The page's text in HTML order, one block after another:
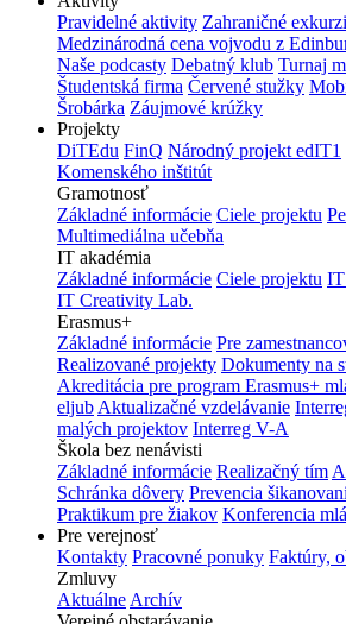
Pravidelné aktivity Zahraničné
Medzinárodná cena vojvodu z
Naše podcasty Debatný klub Turnaj
Študentská firma Červené stužky
Šrobárka Záujmové krúžky
Projekty
DiTEdu FinQ Národný projekt edIT1
Komenského inštitút
Gramotnosť
Základné informácie Ciele projektu
Multimediálna učebňa
IT akadémia
Základné informácie Ciele projektu IT
IT Creativity Lab.
Erasmus+
Základné informácie Pre
Realizované projekty Dokumenty na
Akreditácia pre program Erasmus+
eljub Aktualizačné vzdelávanie
malých projektov Interreg V-A
Škola bez nenávisti
Základné informácie Realizačný tím
Schránka dôvery Prevencia
Praktikum pre žiakov Konferencia
Pre verejnosť
Kontakty Pracovné ponuky Faktúry,
Zmluvy
Aktuálne Archív